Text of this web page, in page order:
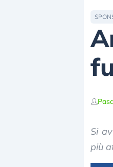
Si
più